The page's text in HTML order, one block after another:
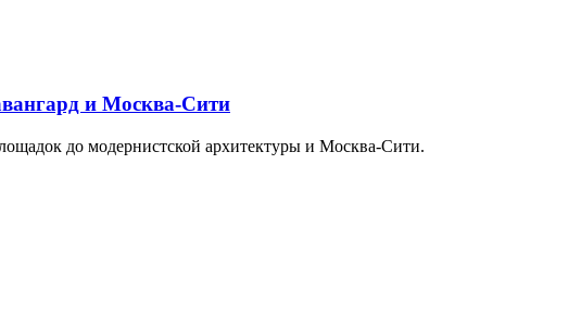
и Москва-Сити
до модернистской архитектуры и Москва-Сити.